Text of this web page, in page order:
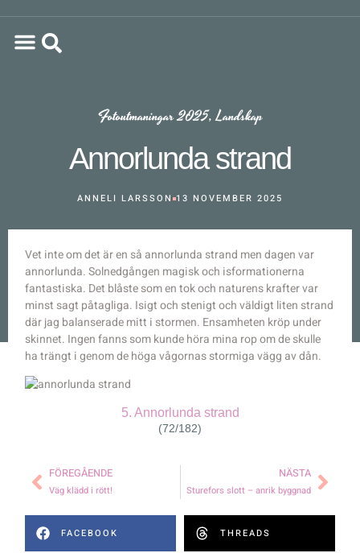
Fotoutmaningar 2025,Landskap
Annorlunda strand
ANNELI LARSSON 13 NOVEMBER 2025
Vet inte om det är en så annorlunda strand men dagen var
annorlunda. Solnedgången magisk och isformationerna
fantastiska. Det blåste som en tok och naturens krafter var
minst sagt påtagliga. Isigt och stenigt och väldigt liten strand
där jag balanserade mitt i stormen. Ensamheten kröp under
skinnet. Ingen fanns som kunde höra mina rop om de skulle
ha trängt i genom de höga vågornas stormiga vägg av dån.
5. Annorlunda strand
(72/182)
FÖREGÅENDE
Väg klädd i rött!
NÄSTA
Sturefors slott – anrik byggnad
FACEBOOK THREADS